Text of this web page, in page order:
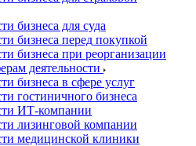
бизнеса для суда
бизнеса перед покупкой
бизнеса при реорганизации
деятельности
бизнеса в сфере услуг
гостиничного бизнеса
ИТ-компании
лизинговой компании
медицинской клиники